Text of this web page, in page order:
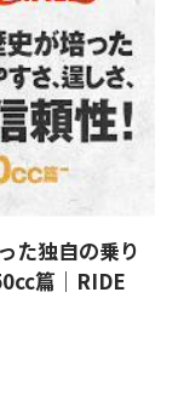
た独自の乗り
篇｜RIDE